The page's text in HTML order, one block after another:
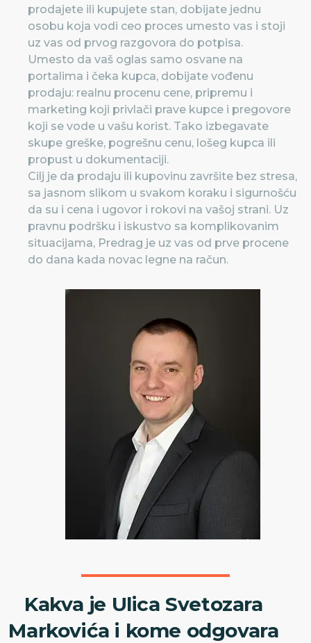
prodajete ili kupujete stan, dobijate jednu
osobu koja vodi ceo proces umesto vas i stoji
uz vas od prvog razgovora do potpisa.
Umesto da vaš oglas samo osvane na
portalima i čeka kupca, dobijate vođenu
prodaju: realnu procenu cene, pripremu i
marketing koji privlači prave kupce i pregovore
koji se vode u vašu korist. Tako izbegavate
skupe greške, pogrešnu cenu, lošeg kupca ili
propust u dokumentaciji.
Cilj je da prodaju ili kupovinu završite bez stresa,
sa jasnom slikom u svakom koraku i sigurnošću
da su i cena i ugovor i rokovi na vašoj strani. Uz
pravnu podršku i iskustvo sa komplikovanim
situacijama, Predrag je uz vas od prve procene
do dana kada novac legne na račun.
Kakva je Ulica Svetozara
Markovića i kome odgovara